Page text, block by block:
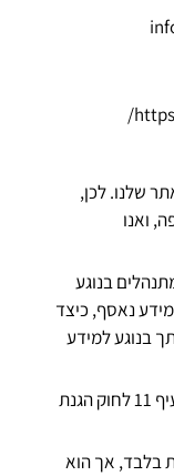
שלנו. לכן,
ואנו
בנוגע
נאסף, כיצד
בנוגע למידע
מדיניות פרטיות זו מותאמת להוראות סעיף 11 לחוק הגנת
בלבד, אך הוא